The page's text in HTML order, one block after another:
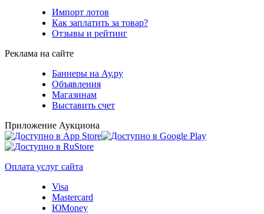
Импорт лотов
Как заплатить за товар?
Отзывы и рейтинг
Реклама на сайте
Баннеры на Ау.ру
Объявления
Магазинам
Выставить счет
Приложение Аукциона
Оплата услуг сайта
Visa
Mastercard
ЮMoney